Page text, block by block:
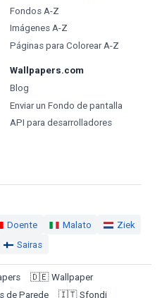
Fondos A-Z
Imágenes A-Z
Páginas para Colorear A-Z
Wallpapers.com
Blog
Enviar un Fondo de pantalla
API para desarrolladores
Doente Malato
Ziek
Sairas
🇩🇪 Wallpaper
de Parede 🇮🇹 Sfondi